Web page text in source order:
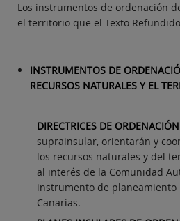
Los instrumentos de ordenación
el territorio que el Texto
INSTRUMENTOS DE
RECURSOS NATURALES Y EL
DIRECTRICES DE ORDENACIÓN
suprainsular, orientarán y
los recursos naturales y del
al interés de la Comunidad
instrumento de
Canarias.